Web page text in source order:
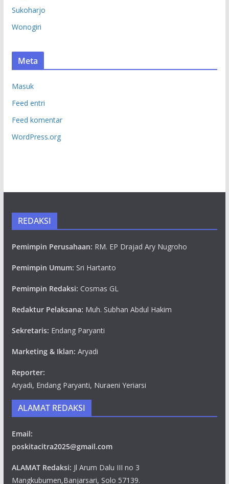
Sukoharjo
Wonogiri
Meta
Masuk
Feed entri
Feed komentar
WordPress.org
REDAKSI
Pemimpin Perusahaan: RM. EP Drajad Ary Nugroho
Pemimpin Umum: Sri Hartanto
Pemimpin Redaksi: Cosmas GL
Redaktur Pelaksana: Muh. Subhan Abdul Hakim
Sekretaris: Endang Paryanti
Marketing & Iklan: Aryadi
Reporter:
Aryadi, Endang Paryanti, Nuraeni Yeriarsi
ALAMAT REDAKSI
Email:
poskitacitra2025@gmail.com
ALAMAT Redaksi: Jl Arum Dalu III no 3
Mangkubumen,Banjarsari, Solo 57139.